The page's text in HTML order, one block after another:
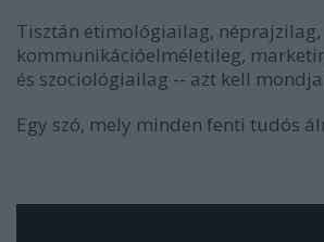
Tisztán etimológiailag, néprajzilag,
kommunikációelméletileg,
és szociológiailag -- azt kell
Egy szó, mely minden fenti tudós